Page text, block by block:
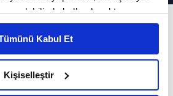
dahilinde kullanılacaktır.
çerez paneli vasıtasıyla
ilişkin detaylı bilgi için
Çerez Bilgilendirme
Kabul Et
Kişiselleştir
Uğurlu Millet
İbrahim Altay'ın